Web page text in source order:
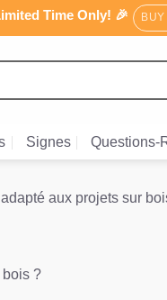
Time Only! 🎉 BUY
Signes Questions-
aux projets sur
bois ?